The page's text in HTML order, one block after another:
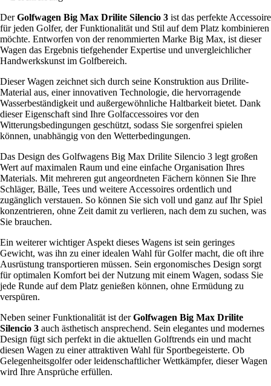
DerGolfwagen Big Max Drilite Silencio 3 ist das perfekte Accessoire
für jeden Golfer, der Funktionalität und Stil auf dem Platz kombinieren
möchte. Entworfen von der renommierten Marke Big Max, ist dieser
Wagen das Ergebnis tiefgehender Expertise und unvergleichlicher
Handwerkskunst im Golfbereich.
Dieser Wagen zeichnet sich durch seine Konstruktion aus Drilite-
Material aus, einer innovativen Technologie, die hervorragende
Wasserbeständigkeit und außergewöhnliche Haltbarkeit bietet. Dank
dieser Eigenschaft sind Ihre Golfaccessoires vor den
Witterungsbedingungen geschützt, sodass Sie sorgenfrei spielen
können, unabhängig von den Wetterbedingungen.
Das Design des Golfwagens Big Max Drilite Silencio 3 legt großen
Wert auf maximalen Raum und eine einfache Organisation Ihres
Materials. Mit mehreren gut angeordneten Fächern können Sie Ihre
Schläger, Bälle, Tees und weitere Accessoires ordentlich und
zugänglich verstauen. So können Sie sich voll und ganz auf Ihr Spiel
konzentrieren, ohne Zeit damit zu verlieren, nach dem zu suchen, was
Sie brauchen.
Ein weiterer wichtiger Aspekt dieses Wagens ist sein geringes
Gewicht, was ihn zu einer idealen Wahl für Golfer macht, die oft ihre
Ausrüstung transportieren müssen. Sein ergonomisches Design sorgt
für optimalen Komfort bei der Nutzung mit einem Wagen, sodass Sie
jede Runde auf dem Platz genießen können, ohne Ermüdung zu
verspüren.
Neben seiner Funktionalität ist derGolfwagen Big Max Drilite
Silencio 3 auch ästhetisch ansprechend. Sein elegantes und modernes
Design fügt sich perfekt in die aktuellen Golftrends ein und macht
diesen Wagen zu einer attraktiven Wahl für Sportbegeisterte. Ob
Gelegenheitsgolfer oder leidenschaftlicher Wettkämpfer, dieser Wagen
wird Ihre Ansprüche erfüllen.